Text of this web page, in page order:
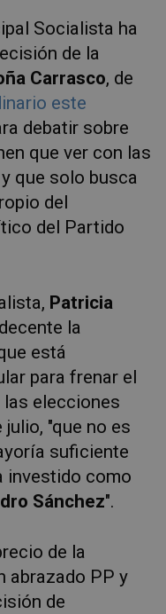
Socialista ha
de la
Carrasco, de
este
debatir sobre
que ver con las
que solo busca
del
del Partido
Patricia
la
está
para frenar el
las elecciones
"que no es
suficiente
investido como
Sánchez".
de la
abrazado PP y
de